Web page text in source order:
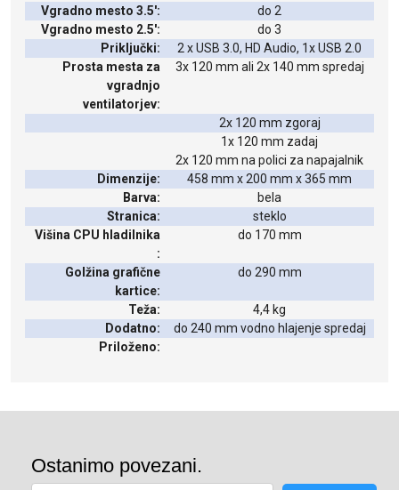
Vgradno mesto 3.5':
do 2
Vgradno mesto 2.5':
do 3
Priključki:
2 x USB 3.0, HD Audio, 1x USB 2.0
Prosta mesta za
vgradnjo
ventilatorjev:
3x 120 mm ali 2x 140 mm spredaj
2x 120 mm zgoraj
1x 120 mm zadaj
2x 120 mm na polici za napajalnik
Dimenzije:
458 mm x 200 mm x 365 mm
Barva:
bela
Stranica:
steklo
Višina CPU hladilnika
:
do 170 mm
Golžina grafične
kartice:
do 290 mm
Teža:
4,4 kg
Dodatno:
do 240 mm vodno hlajenje spredaj
Priloženo: